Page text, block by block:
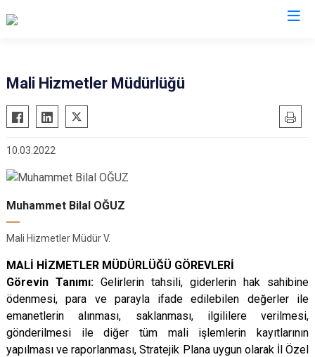
Mali Hizmetler Müdürlüğü
10.03.2022
Muhammet Bilal OĞUZ
Mali Hizmetler Müdür V.
MALİ HİZMETLER MÜDÜRLÜĞÜ GÖREVLERİ
Görevin Tanımı: Gelirlerin tahsili, giderlerin hak sahibine
ödenmesi, para ve parayla ifade edilebilen değerler ile
emanetlerin alınması, saklanması, ilgililere verilmesi,
gönderilmesi ile diğer tüm mali işlemlerin kayıtlarının
yapılması ve raporlanması, Stratejik Plana uygun olarak İl Özel